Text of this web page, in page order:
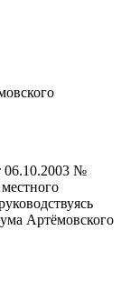
06.10.2003 №
Артёмовского